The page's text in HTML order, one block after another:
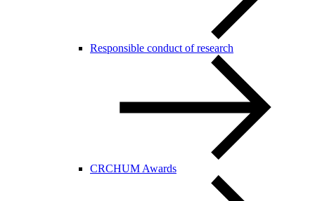
Responsible conduct of research
CRCHUM Awards